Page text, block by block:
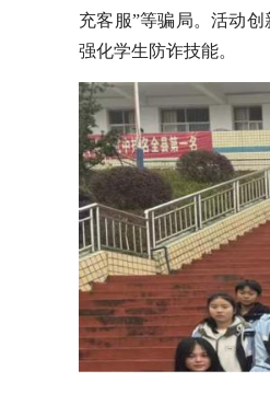
充客服”等骗局。活动
强化学生防诈技能。